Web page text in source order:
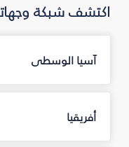
اكتشف شبكة
آسيا الوسطى
أفريقيا